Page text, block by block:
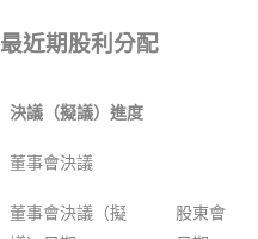
最近期股利分配
決議（擬議）進度
董事會決議
董事會決議（擬
股東會